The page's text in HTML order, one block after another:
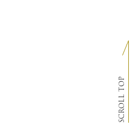
SCROLL TOP